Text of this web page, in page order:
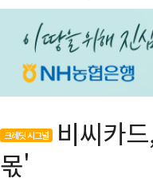
크레딧 시그널
비씨카
몫'